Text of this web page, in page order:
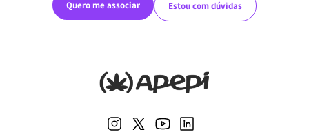
Quero me associar Estou com dúvidas